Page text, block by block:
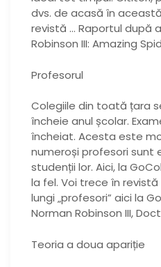
dvs. de acasă în
revistă … Raportul după
Robinson III: Amazing
Profesorul
Colegiile din toată țara
încheie anul școlar.
încheiat. Acesta este
numeroși profesori sunt
studenții lor. Aici, la
la fel. Voi trece în
lungi „profesori” aici la
Norman Robinson III,
Teoria a doua apariție